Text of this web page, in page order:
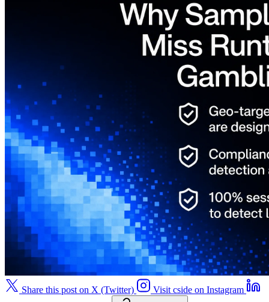
Share this post on X (Twitter)
Visit cside on Instagram